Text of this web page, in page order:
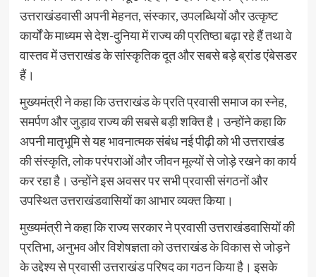
उत्तराखंडवासी अपनी मेहनत, संस्कार, उपलब्धियों और उत्कृष्ट
कार्यों के माध्यम से देश-दुनिया में राज्य की प्रतिष्ठा बढ़ा रहे हैं तथा वे
वास्तव में उत्तराखंड के सांस्कृतिक दूत और सबसे बड़े ब्रांड एंबेसडर
हैं।
मुख्यमंत्री ने कहा कि उत्तराखंड के प्रति प्रवासी समाज का स्नेह,
समर्पण और जुड़ाव राज्य की सबसे बड़ी शक्ति है। उन्होंने कहा कि
अपनी मातृभूमि से यह भावनात्मक संबंध नई पीढ़ी को भी उत्तराखंड
की संस्कृति, लोक परंपराओं और जीवन मूल्यों से जोड़े रखने का कार्य
कर रहा है। उन्होंने इस अवसर पर सभी प्रवासी संगठनों और
उपस्थित उत्तराखंडवासियों का आभार व्यक्त किया।
मुख्यमंत्री ने कहा कि राज्य सरकार ने प्रवासी उत्तराखंडवासियों की
प्रतिभा, अनुभव और विशेषज्ञता को उत्तराखंड के विकास से जोड़ने
के उद्देश्य से प्रवासी उत्तराखंड परिषद का गठन किया है। इसके